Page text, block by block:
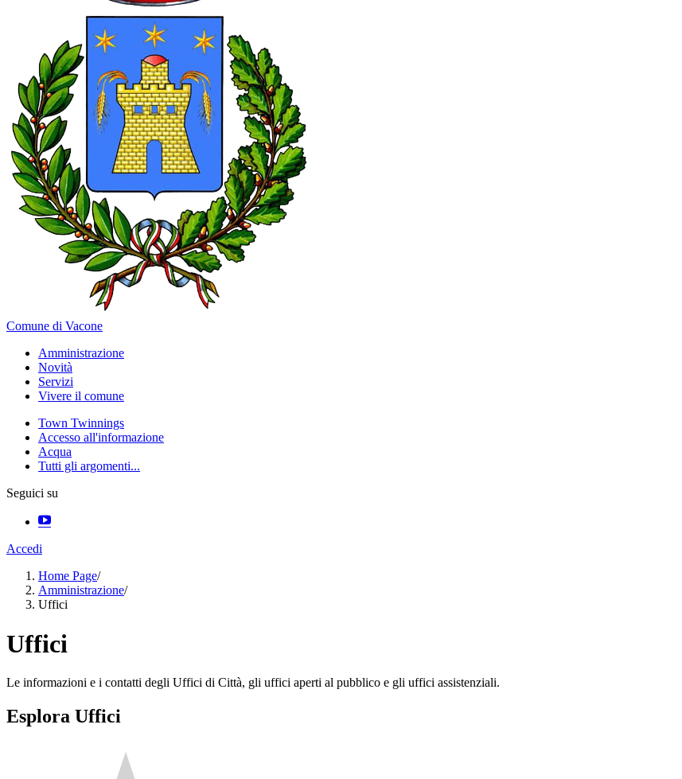
Comune di Vacone
Amministrazione
Novità
Servizi
Vivere il comune
Town Twinnings
Accesso all'informazione
Acqua
Tutti gli argomenti...
Seguici su
Accedi
Home Page/
Amministrazione/
Uffici
Uffici
Le informazioni e i contatti degli Uffici di Città, gli uffici aperti al pubblico e gli uffici assistenziali.
Esplora Uffici